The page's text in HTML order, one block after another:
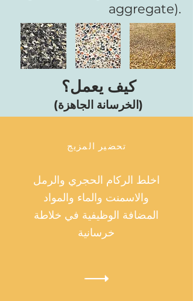
aggregate).
كيف يعمل؟
(الخرسانة الجاهزة)
تحضير المزيج
اخلط الركام الحجري والرمل
والاسمنت والماء والمواد
المضافة الوظيفية في خلاطة
خرسانية